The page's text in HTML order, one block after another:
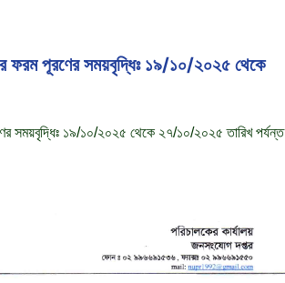
ফরম পূরণের সময়বৃদ্ধিঃ ১৯/১০/২০২৫ থেকে
সময়বৃদ্ধিঃ ১৯/১০/২০২৫ থেকে ২৭/১০/২০২৫ তারিখ পর্যন্ত